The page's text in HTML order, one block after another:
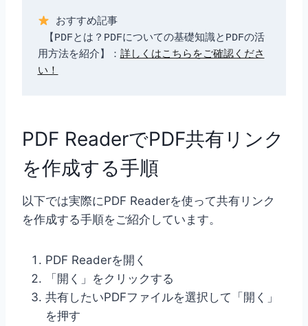
おすすめ記事
用方法を紹介】： 詳しくはこちらをご確認くださ
い！
PDF ReaderでPDF共有リンク
を作成する手順
以下では実際にPDF Readerを使って共有リンク
を作成する手順をご紹介しています。
PDF Readerを開く
「開く」をクリックする
共有したいPDFファイルを選択して「開く」
を押す